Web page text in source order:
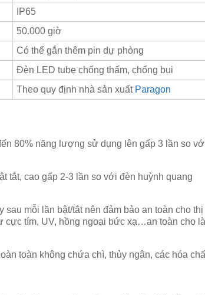
IP65
50.000 giờ
Có thể gắn thêm pin dự phòng
Đèn LED tube chống thấm, chống bụi
Theo quy định nhà sản xuất Paragon
80% năng lượng sử dụng lên gấp 3 lần so
tắt, cao gấp 2-3 lần so với đèn huỳnh quang
sau mỗi lần bật/tắt nên đảm bảo an toàn cho
cực tím, UV, hồng ngoại bức xạ…an toàn cho
toàn không chứa chì, thủy ngân, các hóa